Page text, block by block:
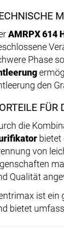
AMRPX 614
Phase
den
FÜR
die
bietet
von
Qualität
ist ein
bietet